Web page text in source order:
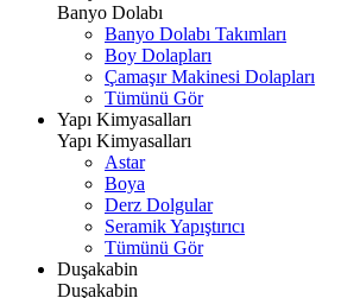
Banyo Dolabı
Banyo Dolabı Takımları
Boy Dolapları
Çamaşır Makinesi Dolapları
Tümünü Gör
Yapı Kimyasalları
Yapı Kimyasalları
Astar
Boya
Derz Dolgular
Seramik Yapıştırıcı
Tümünü Gör
Duşakabin
Duşakabin